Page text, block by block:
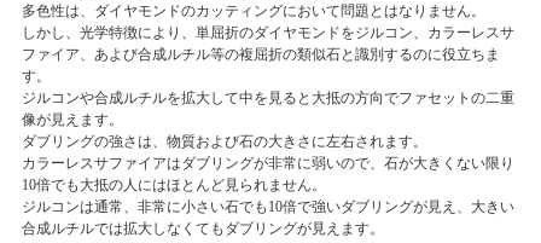
多色性は、ダイヤモンドのカッティングにおいて問題とはなりません。
しかし、光学特徴により、単屈折のダイヤモンドをジルコン、カラーレスサ
ファイア、あよび合成ルチル等の複屈折の類似石と識別するのに役立ちま
す。
ジルコンや合成ルチルを拡大して中を見ると大抵の方向でファセットの二重
像が見えます。
ダブリングの強さは、物質および石の大きさに左右されます。
カラーレスサファイアはダブリングが非常に弱いので、石が大きくない限り
10倍でも大抵の人にはほとんど見られません。
ジルコンは通常、非常に小さい石でも10倍で強いダブリングが見え、大きい
合成ルチルでは拡大しなくてもダブリングが見えます。